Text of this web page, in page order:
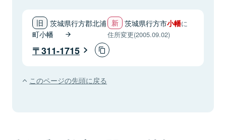
茨城県行方郡北浦
町小幡
茨城県行方市小幡に
住所変更(2005.09.02)
311-1715
このページの先頭に戻る